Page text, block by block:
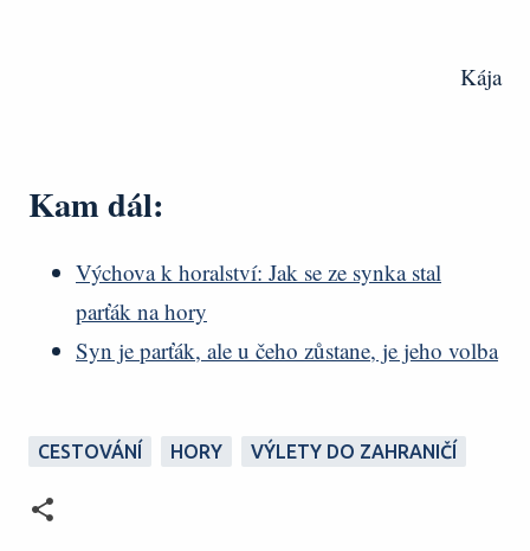
Kája
Kam dál:
Výchova k horalství: Jak se ze synka stal
parťák na hory
Syn je parťák, ale u čeho zůstane, je jeho volba
CESTOVÁNÍ HORY VÝLETY DO ZAHRANIČÍ